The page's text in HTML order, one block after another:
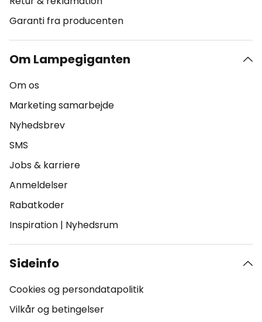
Garanti fra producenten
Om Lampegiganten
Om os
Marketing samarbejde
Nyhedsbrev
SMS
Jobs & karriere
Anmeldelser
Rabatkoder
Inspiration | Nyhedsrum
Sideinfo
Cookies og persondatapolitik
Vilkår og betingelser